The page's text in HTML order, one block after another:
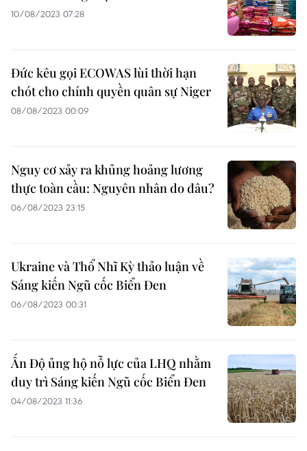
10/08/2023 07:28
Đức kêu gọi ECOWAS lùi thời hạn
chót cho chính quyền quân sự Niger
08/08/2023 00:09
Nguy cơ xảy ra khủng hoảng lương
thực toàn cầu: Nguyên nhân do đâu?
06/08/2023 23:15
Ukraine và Thổ Nhĩ Kỳ thảo luận về
Sáng kiến Ngũ cốc Biển Đen
06/08/2023 00:31
Ấn Độ ủng hộ nỗ lực của LHQ nhằm
duy trì Sáng kiến Ngũ cốc Biển Đen
04/08/2023 11:36